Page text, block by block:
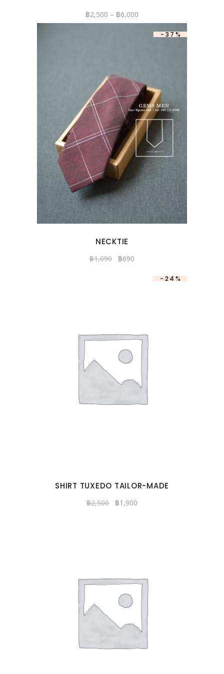
฿2,500 – ฿6,000
-37%
NECKTIE
฿1,090 ฿690
-24%
SHIRT TUXEDO TAILOR-MADE
฿2,500 ฿1,900